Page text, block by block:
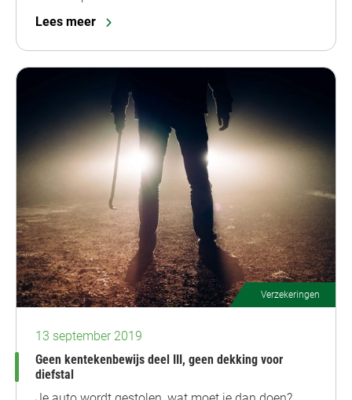
Lees meer
Verzekeringen
13 september 2019
Geen kentekenbewijs deel III, geen dekking voor
diefstal